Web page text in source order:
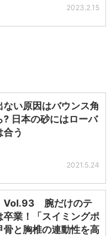
2023.2.15
い原因はバウンス角
? 日本の砂にはローバ
合う
2021.5.24
Vol.93 腕だけのテ
卒業！「スイミングポ
骨と胸椎の連動性を高